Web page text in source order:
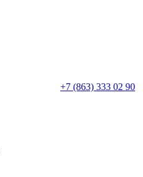
+7 (863) 333 02 90